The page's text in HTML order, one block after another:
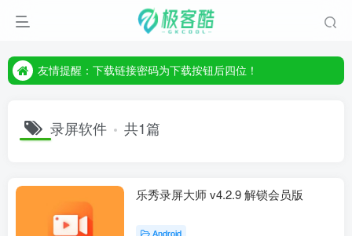
友情提醒：下载链接密码为下载按钮后四位！
友情提醒：下载链接密码为下载按钮后四位！
录屏软件 共1篇
乐秀录屏大师 v4.2.9 解锁会员版
Android